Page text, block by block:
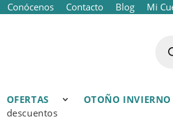
Conócenos Contacto Blog Mi
OFERTAS
descuentos
OTOÑO